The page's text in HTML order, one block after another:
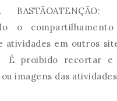
o
atividades em outros
É proibido recortar e
imagens das atividades